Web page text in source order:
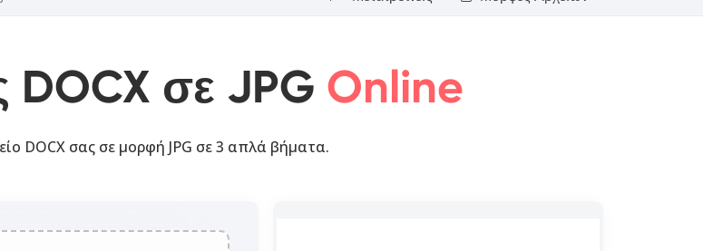
DOCX σε JPG Online
DOCX σας σε μορφή JPG σε 3 απλά βήματα.